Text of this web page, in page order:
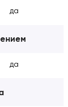
да
да